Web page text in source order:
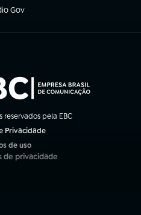
Gov
em nova aba)
reservados pela EBC
Privacidade
de uso
nova aba)
de privacidade